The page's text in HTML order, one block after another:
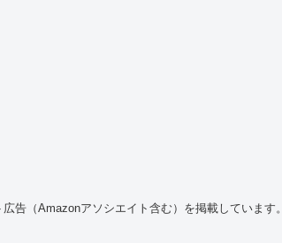
告（Amazonアソシエイト含む）を掲載しています。